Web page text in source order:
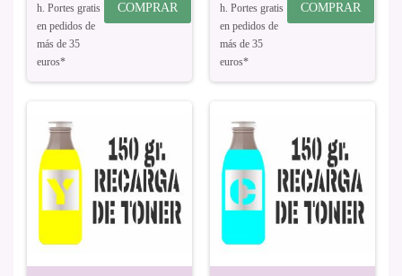
h. Portes gratis
en pedidos de
más de 35
euros*
COMPRAR
h. Portes gratis
en pedidos de
más de 35
euros*
COMPRAR